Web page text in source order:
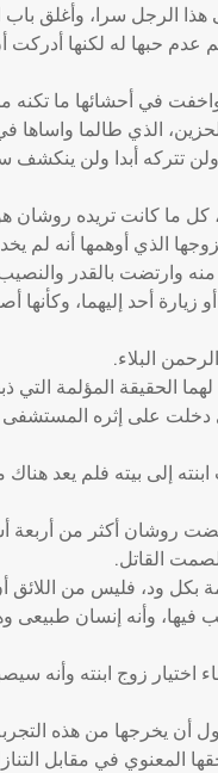
الرجل سرا، وأغلق باب
حبها له لكنها أدركت
واخفت في أحشائها ما تكنه
الذي طالما
ولن تتركه أبدا ولن ينكشف
كل ما كانت تريده روشان هو
الذي أوهمها أنه لم
منه وارتضت بالقدر
أحد إليهما، وكأنها
البلاء.
الحقيقة المؤلمة التي
دخلت على إثره المستشفى
إلى بيته فلم يعد هناك
روشان أكثر من أربعة
القاتل.
بكل ود، فليس من اللائق
فيها، وأنه إنسان طبيعى
اختيار زوج ابنته وأنه
أن يخرجها من هذه
المعنوي في مقابل